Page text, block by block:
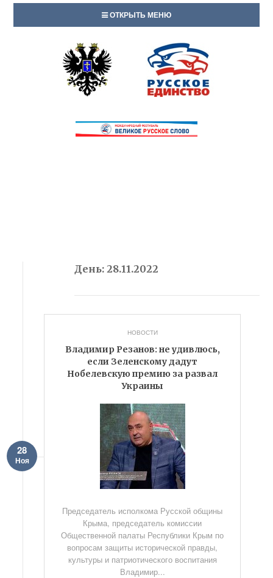
ОТКРЫТЬ МЕНЮ
День:28.11.2022
НОВОСТИ
Владимир Резанов: не удивлюсь,
если Зеленскому дадут
Нобелевскую премию за развал
Украины
28
Ноя
Председатель исполкома Русской общины
Крыма, председатель комиссии
Общественной палаты Республики Крым по
вопросам защиты исторической правды,
культуры и патриотического воспитания
Владимир...